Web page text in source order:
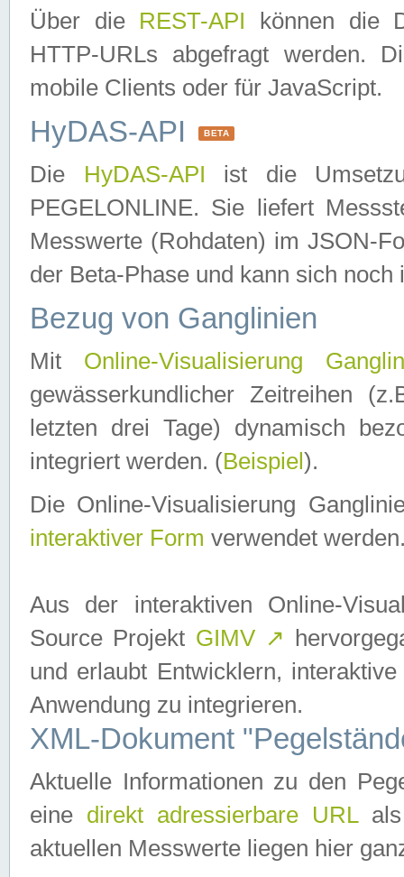
Über die REST-API können die
HTTP-URLs abgefragt werden.
mobile Clients oder für JavaScript.
HyDAS-API BETA
Die HyDAS-API ist die
PEGELONLINE. Sie liefert
Messwerte (Rohdaten) im JSON-
der Beta-Phase und kann sich noch
Bezug von Ganglinien
Mit Online-Visualisierung
gewässerkundlicher Zeitreihen
letzten drei Tage) dynamisch
integriert werden. (Beispiel ).
Die Online-Visualisierung
interaktiver Form verwendet
Aus der interaktiven Online-
Source Projekt GIMV ↗
und erlaubt Entwicklern,
Anwendung zu integrieren.
XML-Dokument
Aktuelle Informationen zu den
eine direkt adressierbare URLals
aktuellen Messwerte liegen hier